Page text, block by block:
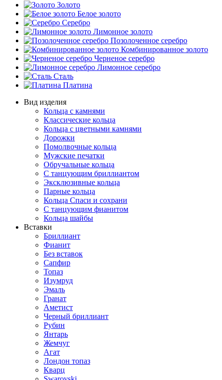
Золото
Белое золото
Серебро
Лимонное золото
Позолоченное серебро
Комбинированное золото
Черненое серебро
Лимонное серебро
Сталь
Платина
Вид изделия
Кольца с камнями
Классические кольца
Кольца с цветными камнями
Дорожки
Помолвочные кольца
Мужские печатки
Обручальные кольца
С танцующим бриллиантом
Эксклюзивные кольца
Парные кольца
Кольца Спаси и сохрани
С танцующим фианитом
Кольца шайбы
Вставки
Бриллиант
Фианит
Без вставок
Сапфир
Топаз
Изумруд
Эмаль
Гранат
Аметист
Черный бриллиант
Рубин
Янтарь
Жемчуг
Агат
Лондон топаз
Кварц